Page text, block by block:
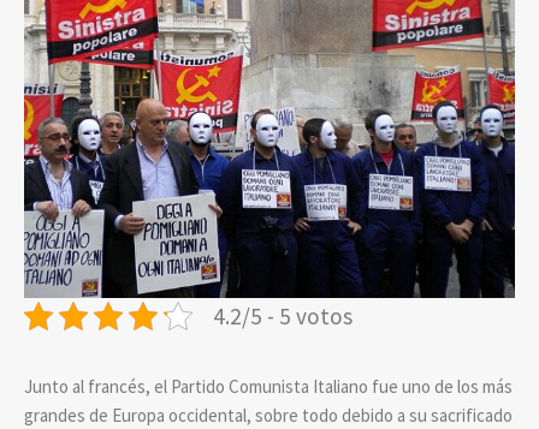
4.2/5 - 5 votos
Junto al francés, el Partido Comunista Italiano fue uno de los más
grandes de Europa occidental, sobre todo debido a su sacrificado